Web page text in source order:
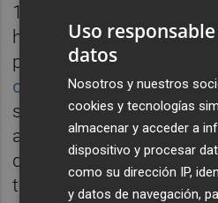
120 o 130". Sin duda,
hubiera supuesto un
para una actividad que
caída productivadel
situación en la que
afecta a nuestra
deslocalización, con la
tiene para el empleo",
Uso
datos
Nosotros y nuestros
cookies y tecnologías
almacenar y acceder a
dispositivo y procesar
como su dirección IP,
y datos de navegación,